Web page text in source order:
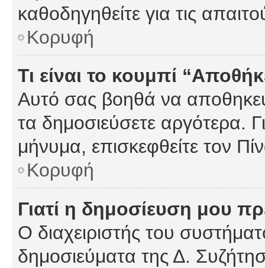
καθοδηγηθείτε για τις
Κορυφή
Τι είναι το κουμπί
Αυτό σας βοηθά να
τα δημοσιεύσετε αργότερα.
μήνυμα, επισκεφθείτε τον
Κορυφή
Γιατί η δημοσίευση μου
Ο διαχειριστής του
δημοσιεύματα της Δ.